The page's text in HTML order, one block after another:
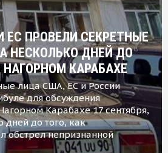
ЕС ПРОВЕЛИ СЕКРЕТНЫЕ
НЕСКОЛЬКО ДНЕЙ ДО
КАРАБАХЕ
лица США, ЕС и России
для обсуждения
Карабахе 17 сентября,
дней до того, как
обстрел непризнанной